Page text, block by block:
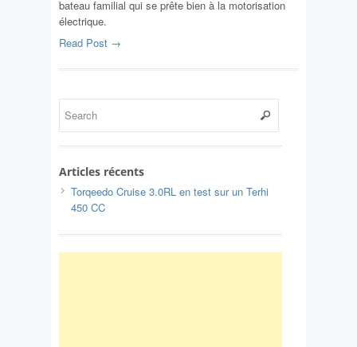
bateau familial qui se prête bien à la motorisation
électrique.
Read Post →
Articles récents
Torqeedo Cruise 3.0RL en test sur un Terhi
450 CC